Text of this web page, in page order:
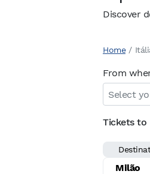
Discover
Home /
From
Tickets to
Milão